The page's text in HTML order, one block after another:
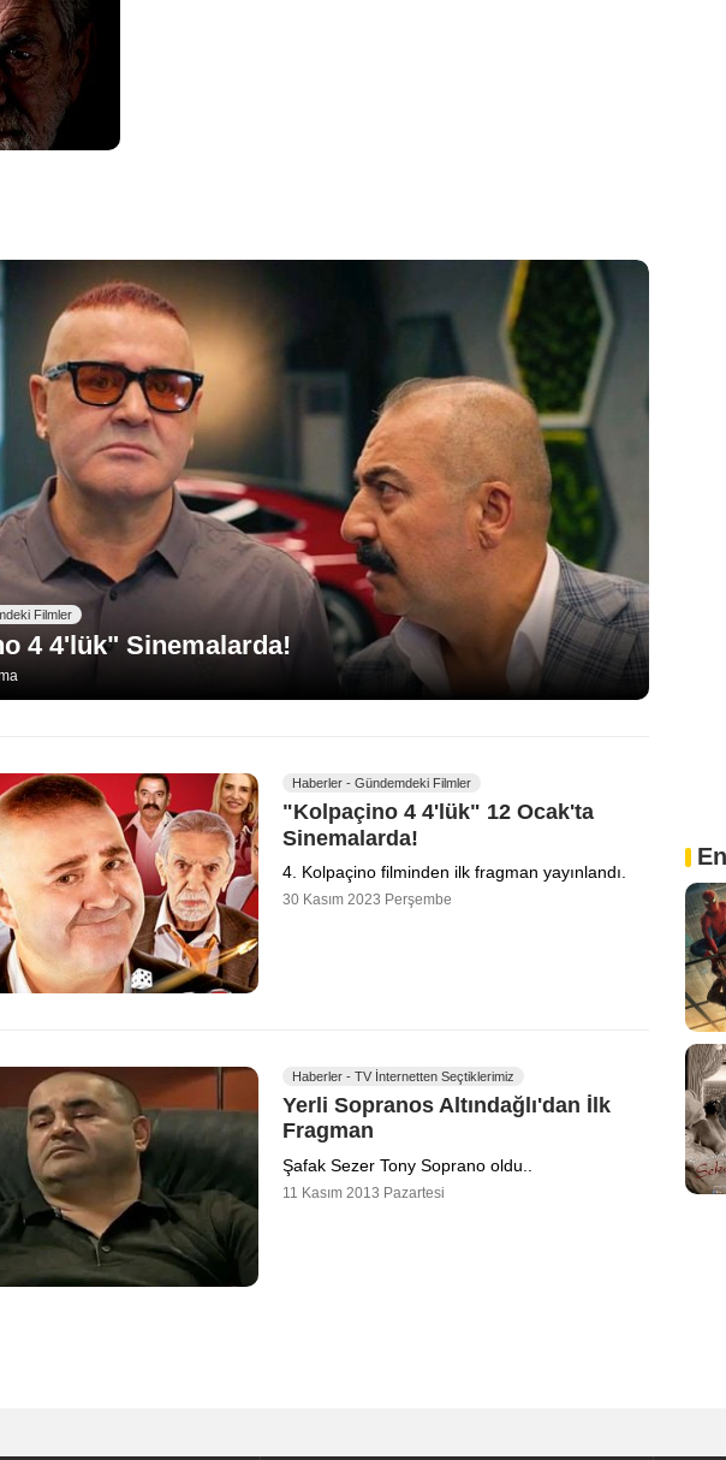
Filmler
4 4'lük" Sinemalarda!
Haberler - Gündemdeki Filmler
"Kolpaçino 4 4'lük" 12 Ocak'ta
Sinemalarda!
4. Kolpaçino filminden ilk fragman yayınlandı.
30 Kasım 2023 Perşembe
Haberler - TV İnternetten Seçtiklerimiz
Yerli Sopranos Altındağlı'dan İlk
Fragman
Şafak Sezer Tony Soprano oldu..
11 Kasım 2013 Pazartesi